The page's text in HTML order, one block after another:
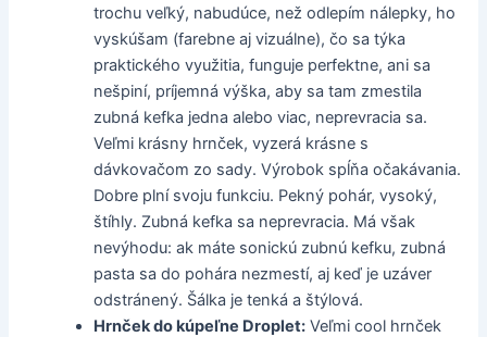
trochu veľký, nabudúce, než odlepím nálepky, ho
vyskúšam (farebne aj vizuálne), čo sa týka
praktického využitia, funguje perfektne, ani sa
nešpiní, príjemná výška, aby sa tam zmestila
zubná kefka jedna alebo viac, neprevracia sa.
Veľmi krásny hrnček, vyzerá krásne s
dávkovačom zo sady. Výrobok spĺňa očakávania.
Dobre plní svoju funkciu. Pekný pohár, vysoký,
štíhly. Zubná kefka sa neprevracia. Má však
nevýhodu: ak máte sonickú zubnú kefku, zubná
pasta sa do pohára nezmestí, aj keď je uzáver
odstránený. Šálka je tenká a štýlová.
Hrnček do kúpeľne Droplet: Veľmi cool hrnček